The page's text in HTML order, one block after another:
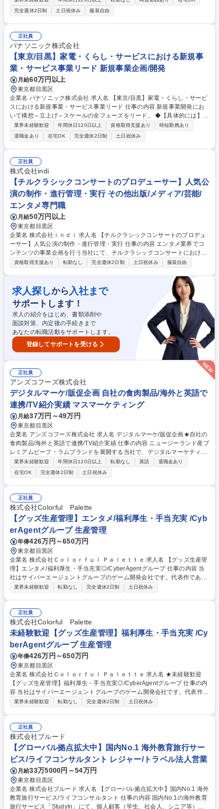
企業運営の根幹を支え、中核メンバーとして活躍できる環境です。 ■子会
社メルローズにおける給与計算および社会保険関連手続き ■従業員の勤怠
管理およびデータ集計 ■社員の異動、入退社に伴う各種手続きの実行 ■社
員からの労務関連の相談受付・対応サポート ■ビギHD採用として安定し
た基盤を持ちながら、出向先のメルローズ本社にて現場に近い距離で従業
員をサポートします。新規募集ポジションとして、これまでの経験を活か
し即戦力としてご活躍いただけます。 募集職種 【給与労務】三井物産10
0％出資の安定基盤/人気ブランド展開/長期就業が可能
完全週休2日制
土日祝休み 服装自由
正社員
パナソニック株式会社
【東京/目黒】家電・くらし・サービスにおける新規事
業・サービス事業リード 新規事業企画/開発
月給60万円以上
東京都目黒区
企業名 パナソニック株式会社 求人名 【東京/目黒】家電・くらし・サービ
スにおける新規事業・サービス事業リード 仕事の内容 新規事業開発にお
いて構想～立上げ～スケールの全フェーズをリード。 ◆【具体的には】■
新規事業戦略・サービスの企画開発■ビジネスモデル設計（収益構造、提
供価値、サービス設計）■PoC（概念実証）■家電・ サービス・データに
よる顧客体験の創出■事業立ち上げ～事業マネジメント（P/L責任）■ビジ
ネスモデルの具体化、事業実装■プロジェクト／組織推進■クロスファンク
ショナルチームの推進・リード■事業拡大フェーズでの組織・プロセス整
備■アライアンス・エコシステム構築■家電やくらしにまつわる流通・サー
ビス企業、社外パートナーとの共同事業推進（共創モデル） など 募集職
種 【東京/目黒】家電・くらし・サービスにおける新規事業・サービス事
業リード
業界未経験歓迎 年間休日120日以上 資格取得支援あり
時短勤務あり
退職金あり
在宅OK 完全週休2日制 土日祝休み
正社員
株式会社indi
【チルクラシックコンサートのプロデューサー】人気公
演の制作・進行管理・実行 その他出版/メディア/芸能/
エンタメ専門職
月給50万円以上
東京都目黒区
企業名 株式会社ｉｎｄｉ 求人名 【チルクラシックコンサートのプロデュ
ーサー】人気公演の制作・進行管理・実行 仕事の内容 エンタメ業界でコ
ンテンツの事業企画を行う当社にて、チルクラシックコンサートにおける
イベントプロデューサーとして、以下の業務をお任せします。 【具体的
立案と運用管理 ■ブランド向上の戦略立案から運用管理 寝そべって聴くオ
ーケストラ『CHILL CLASSIC CONCERT』は3年前にわずか500人規模の
公演からスタートし、現在ではその40倍の規模へと成長しました。過去の
公演はすべて完売という大変ありがたいご支持をいただき、オーケストラ
を新しい形で届ける事業として注目を集めています。 募集職種 【チルク
ラシックコンサートのプロデューサー】人気公演の制作・進行管理・実行
資格取得支援あり 転勤なし 完全週休2日制 土日祝休み 服装自由
求人探しから 入社まで
サポートします！
求人の紹介をはじめ、書類添削や
面談対策、内定後の手続きまで
あなたの転職活動をサポートします。
登録してサポートを受ける
正社員
アンズコフーズ株式会社
デジタルマーケ/販促企画 自社の食肉製品/海外と英語で
連携/TV紹介実績 マスマーケティング
月給37万円～49万円
東京都目黒区
企業名 アンズコフーズ株式会社 求人名 デジタルマーケ/販促企画★自社の
食肉製品/海外と英語で連携/TV紹介実績 仕事の内容 ニュージーランド産プ
レミアムビーフ・ラムブランドを展開する当社で、デジタルマーケティン
グや販売企画をお任せ。HP・SNS運用に加え、ブランド戦略立案やイベ
ント企画などを含めたマーケティングを担当。 ニュージーランド本部と英
語で連携をとり、現地産の自社ビーフやラム肉の日本市場シェア拡大を担
います。健康志向の高まりやサステナビリティへの配慮、自社高級レスト
ラン保有などから、TVでも注目の会社です！ ■Instagram運用■インフルエ
ンサー施策、ブランドPR ■HP運営・改善（リニューアル、制作会社連
携、SEO等） ■リアルイベント（料理教室・試食会等）の企画運営 ■KP
I・消費者分析、ブランド戦略支援 募集職種 デジタルマーケ/販促企画★自
社の食肉製品/海外と英語で連携/TV紹介実績
業界未経験歓迎 年間休日120日以上 転勤なし 英語
退職金あり
在宅OK
完全週休2日制 土日祝休み
正社員
株式会社Colorful Palette
【グッズ生産管理】エンタメ/福利厚生・手当充実 /Cyb
erAgentグループ 生産管理
年俸426万円～650万円
東京都目黒区
企業名 株式会社Ｃｏｌｏｒｆｕｌ Ｐａｌｅｔｔｅ 求人名 【グッズ生産管
理】エンタメ/福利厚生・手当充実◎/CyberAgentグループ 仕事の内容 当
社はサイバーエージェントグループのゲーム開発会社です。代表作である
『プロジェクトセカイ カラフルステージ！ feat. 初音ミク』の開発・運営
含め一貫して携わっていただきます。 【具体的には】■グッズの見積も
り・入稿・納品までの一連の業務 ■サプライヤーハンドリングやコスト・
納期の交渉 ■発注書・請求書の対応や商品企画・製造ライン調整 募集職種
【グッズ生産管理】エンタメ/福利厚生・手当充実◎/CyberAgentグループ
業界未経験歓迎 転勤なし 完全週休2日制 土日祝休み
正社員
株式会社Colorful Palette
未経験歓迎【グッズ生産管理】福利厚生・手当充実 /Cy
berAgentグループ 生産管理
年俸426万円～650万円
東京都目黒区
企業名 株式会社Ｃｏｌｏｒｆｕｌ Ｐａｌｅｔｔｅ 求人名 ★未経験歓迎
【グッズ生産管理】福利厚生・手当充実◎/CyberAgentグループ 仕事の内
容 当社はサイバーエージェントグループのゲーム開発会社です。代表作で
ある『プロジェクトセカイ カラフルステージ！ feat. 初音ミク』の開発・
定を含め一貫して携わっていただきます。 【具体的には】■グッズの見積
もり・入稿・納品までの一連の業務 ■サプライヤーハンドリングやコス
ト・納期の交渉 ■発注書・請求書の対応や商品企画・製造ライン調整 募集
職種 ★未経験歓迎【グッズ生産管理】福利厚生・手当充実◎/CyberAgent
グループ
業界未経験歓迎 転勤なし 完全週休2日制 土日祝休み
正社員
株式会社ブルード
【グローバル拠点拡大中】国内No.1 海外教育旅行サー
ビス/ライフコンサルタント レジャー/トラベル法人営業
月給33万5000円～54万円
東京都目黒区
企業名 株式会社ブルード 求人名 【グローバル拠点拡大中】国内No.1 海外
教育旅行サービス/ライフコンサルタント 仕事の内容 国内No.1の海外教育
旅行サービス「StudyIn」にて、個人顧客（学生、社会人、シニア等）向